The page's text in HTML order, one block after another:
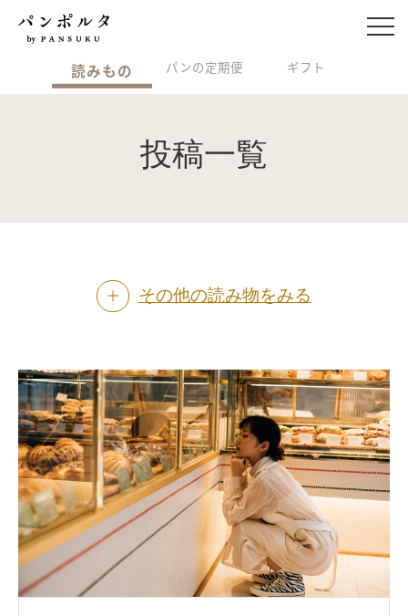
読みもの パンの定期便 ギフト
投稿一覧
その他の読み物をみる